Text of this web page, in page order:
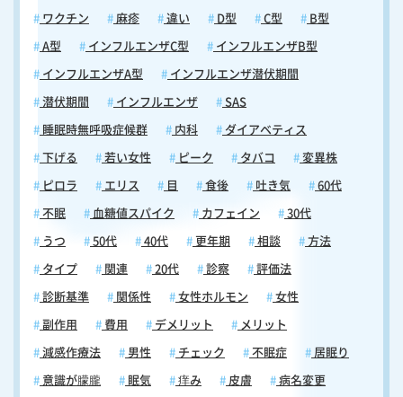
ワクチン 麻疹 違い D型 C型 B型
A型 インフルエンザC型 インフルエンザB型
インフルエンザA型 インフルエンザ潜伏期間
潜伏期間 インフルエンザ SAS
睡眠時無呼吸症候群 内科 ダイアベティス
下げる 若い女性 ピーク タバコ 変異株
ピロラ エリス 目 食後 吐き気 60代
不眠 血糖値スパイク カフェイン 30代
うつ 50代 40代 更年期 相談 方法
タイプ 関連 20代 診察 評価法
診断基準 関係性 女性ホルモン 女性
副作用 費用 デメリット メリット
減感作療法 男性 チェック 不眠症 居眠り
意識が朦朧 眠気 痒み 皮膚 病名変更